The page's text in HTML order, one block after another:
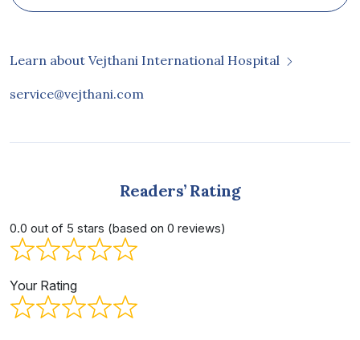
Learn about Vejthani International Hospital
service@vejthani.com
Readers’ Rating
0.0 out of 5 stars (based on 0 reviews)
Your Rating